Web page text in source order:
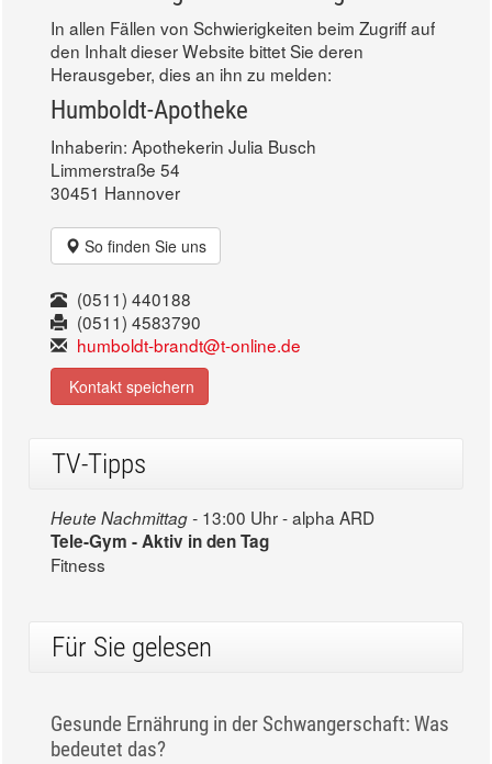
In allen Fällen von Schwierigkeiten beim Zugriff auf
den Inhalt dieser Website bittet Sie deren
Herausgeber, dies an ihn zu melden:
Humboldt-Apotheke
Inhaberin: Apothekerin Julia Busch
Limmerstraße 54
30451 Hannover
So finden Sie uns
(0511) 440188
(0511) 4583790
humboldt-brandt@t-online.de
Kontakt speichern
TV-Tipps
Heute Nachmittag - 13:00 Uhr - alpha ARD
Tele-Gym - Aktiv in den Tag
Fitness
Für Sie gelesen
Gesunde Ernährung in der Schwangerschaft: Was
bedeutet das?